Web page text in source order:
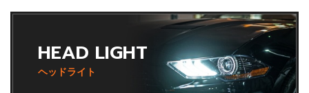
HEAD LIGHT
ヘッドライト